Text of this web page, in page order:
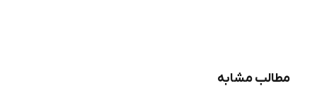
مطالب مشابه